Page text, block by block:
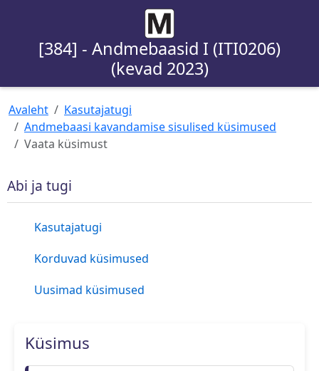
[384] - Andmebaasid I (ITI0206)
(kevad 2023)
Avaleht
Kasutajatugi
Andmebaasi kavandamise sisulised küsimused
Vaata küsimust
Abi ja tugi
Kasutajatugi
Korduvad küsimused
Uusimad küsimused
Küsimus